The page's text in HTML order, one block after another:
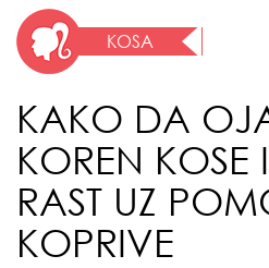
KOSA
KAKO DA
KOREN KOSE
RAST UZ
KOPRIVE